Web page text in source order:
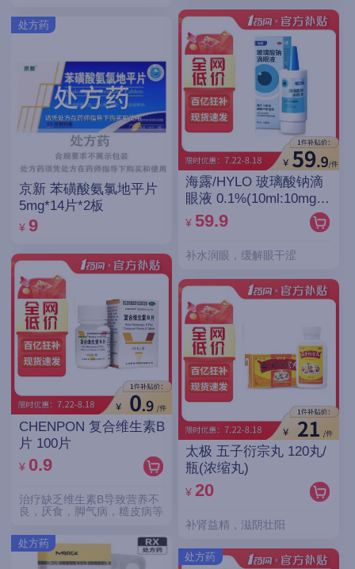
处方药
京新 苯磺酸氨氯地平片
5mg*14片*2板
¥ 9
CHENPON 复合维生素B
片 100片
¥ 0.9
治疗缺乏维生素B导致营养不
良，厌食，脚气病，糙皮病等
处方药
海露/HYLO 玻璃酸钠滴
眼液 0.1%(10ml:10mg)/
支(OTC)
¥ 59.9
补水润眼，缓解眼干涩
太极 五子衍宗丸 120丸/
瓶(浓缩丸)
¥ 20
补肾益精，滋阴壮阳
处方药